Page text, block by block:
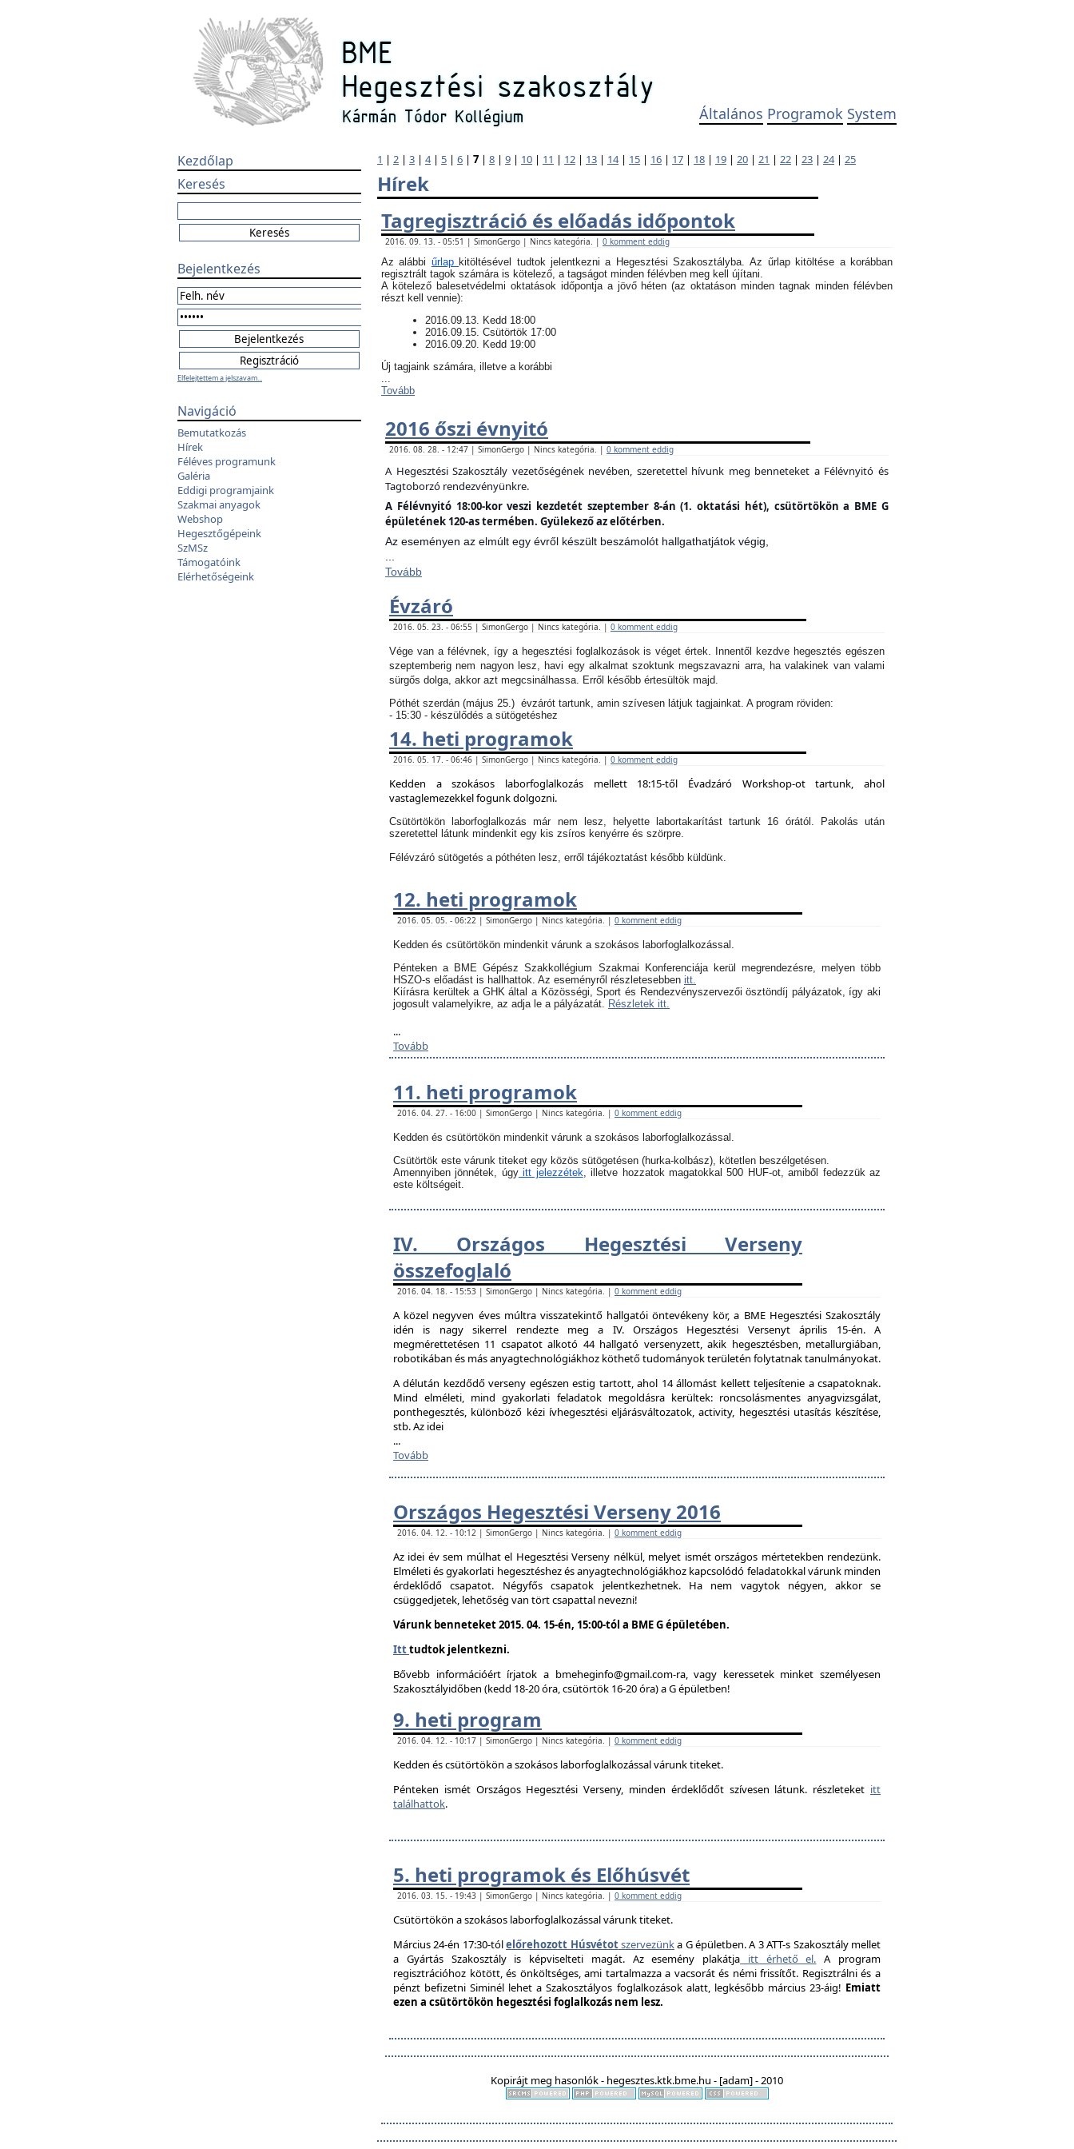
Általános Programok System
Kezdőlap
Keresés
Bejelentkezés
Elfelejtettem a jelszavam...
Navigáció
Bemutatkozás
Hírek
Féléves programunk
Galéria
Eddigi programjaink
Szakmai anyagok
Webshop
Hegesztőgépeink
SzMSz
Támogatóink
Elérhetőségeink
1 | 2 | 3 | 4| 5 | 6 | 7 | 8 | 9 | 10 | 11 | 12 | 13 | 14| 15 | 16 | 17 | 18 | 19 | 20 | 21 | 22 | 23 | 24| 25
Hírek
Tagregisztráció és előadás időpontok
2016. 09. 13. - 05:51 | SimonGergo | Nincs kategória. | 0 komment eddig
Az alábbi űrlap kitöltésével tudtok jelentkezni a Hegesztési Szakosztályba. Az űrlap kitöltése a korábban
regisztrált tagok számára is kötelező, a tagságot minden félévben meg kell újítani.
​A kötelező balesetvédelmi oktatások időpontja a jövő héten (az oktatáson minden tagnak minden félévben
részt kell vennie):
​2016.09.13. Kedd 18:00
2016.09.15. Csütörtök 17:00
2016.09.20. Kedd 19:00
Új tagjaink számára, illetve a korábbi
...
Tovább
2016 őszi évnyitó
2016. 08. 28. - 12:47 | SimonGergo | Nincs kategória. | 0 komment eddig
A Hegesztési Szakosztály vezetőségének nevében, szeretettel hívunk meg benneteket a Félévnyitó és
Tagtoborzó rendezvényünkre.
A Félévnyitó 18:00-kor veszi kezdetét szeptember 8-án (1. oktatási hét), csütörtökön a BME G
épületének 120-as termében. Gyülekező az előtérben.
Az eseményen az elmúlt egy évről készült beszámolót hallgathatjátok végig,
Tovább
Évzáró
2016. 05. 23. - 06:55 | SimonGergo | Nincs kategória. | 0 komment eddig
Vége van a félévnek, így a hegesztési foglalkozások is véget értek. Innentől kezdve hegesztés egészen
szeptemberig nem nagyon lesz, havi egy alkalmat szoktunk megszavazni arra, ha valakinek van valami
sürgős dolga, akkor azt megcsinálhassa. Erről később értesültök majd.
Póthét szerdán (május 25.) évzárót tartunk, amin szívesen látjuk tagjainkat. A program röviden:
- 15:30 - készülődés a sütögetéshez
14. heti programok
2016. 05. 17. - 06:46 | SimonGergo | Nincs kategória. | 0 komment eddig
Kedden a szokásos laborfoglalkozás mellett 18:15-től Évadzáró Workshop-ot tartunk, ahol
vastaglemezekkel fogunk dolgozni.
Csütörtökön laborfoglalkozás már nem lesz, helyette labortakarítást tartunk 16 órától. Pakolás után
szeretettel látunk mindenkit egy kis zsíros kenyérre és szörpre.
Félévzáró sütögetés a póthéten lesz, erről tájékoztatást később küldünk.
12. heti programok
2016. 05. 05. - 06:22 | SimonGergo | Nincs kategória. | 0 komment eddig
Kedden és csütörtökön mindenkit várunk a szokásos laborfoglalkozással.
Pénteken a BME Gépész Szakkollégium Szakmai Konferenciája kerül megrendezésre, melyen több
HSZO-s előadást is hallhattok. Az eseményről részletesebben itt.
Kiírásra kerültek a GHK által a Közösségi, Sport és Rendezvényszervezői ösztöndíj pályázatok, így aki
jogosult valamelyikre, az adja le a pályázatát. Részletek itt.
...
Tovább
11. heti programok
2016. 04. 27. - 16:00 | SimonGergo | Nincs kategória. | 0 komment eddig
Kedden és csütörtökön mindenkit várunk a szokásos laborfoglalkozással.
Csütörtök este várunk titeket egy közös sütögetésen (hurka-kolbász), kötetlen beszélgetésen.
Amennyiben jönnétek, úgyitt jelezzétek, illetve hozzatok magatokkal 500 HUF-ot, amiből fedezzük az
este költségeit.
IV. Országos Hegesztési Verseny
összefoglaló
2016. 04. 18. - 15:53 | SimonGergo | Nincs kategória. | 0 komment eddig
A közel negyven éves múltra visszatekintő hallgatói öntevékeny kör, a BME Hegesztési Szakosztály
idén is nagy sikerrel rendezte meg a IV. Országos Hegesztési Versenyt április 15-én. A
megmérettetésen 11 csapatot alkotó 44 hallgató versenyzett, akik hegesztésben, metallurgiában,
robotikában és más anyagtechnológiákhoz köthető tudományok területén folytatnak tanulmányokat.
A délután kezdődő verseny egészen estig tartott, ahol 14 állomást kellett teljesítenie a csapatoknak.
Mind elméleti, mind gyakorlati feladatok megoldásra kerültek: roncsolásmentes anyagvizsgálat,
ponthegesztés, különböző kézi ívhegesztési eljárásváltozatok, activity, hegesztési utasítás készítése,
stb. Az idei
...
Tovább
Országos Hegesztési Verseny 2016
2016. 04. 12. - 10:12 | SimonGergo | Nincs kategória. | 0 komment eddig
Az idei év sem múlhat el Hegesztési Verseny nélkül, melyet ismét országos mértetekben rendezünk.
Elméleti és gyakorlati hegesztéshez és anyagtechnológiákhoz kapcsolódó feladatokkal várunk minden
érdeklődő csapatot. Négyfős csapatok jelentkezhetnek. Ha nem vagytok négyen, akkor se
csüggedjetek, lehetőség van tört csapattal nevezni!
Várunk benneteket 2015. 04. 15-én, 15:00-tól a BME G épületében.
Itttudtok jelentkezni.
Bővebb információért írjatok a bmeheginfo@gmail.com-ra, vagy keressetek minket személyesen
Szakosztályidőben (kedd 18-20 óra, csütörtök 16-20 óra) a G épületben!
9. heti program
2016. 04. 12. - 10:17 | SimonGergo | Nincs kategória. | 0 komment eddig
Kedden és csütörtökön a szokásos laborfoglalkozással várunk titeket.
Pénteken ismét Országos Hegesztési Verseny, minden érdeklődőt szívesen látunk. részleteket itt
találhattok.
5. heti programok és Előhúsvét
2016. 03. 15. - 19:43 | SimonGergo | Nincs kategória. | 0 komment eddig
Csütörtökön a szokásos laborfoglalkozással várunk titeket.
Március 24-én 17:30-tólelőrehozott Húsvétotszervezünka G épületben. A 3 ATT-s Szakosztály mellet
a Gyártás Szakosztály is képviselteti magát. Az esemény plakátja itt érhető el. A program
regisztrációhoz kötött, és önköltséges, ami tartalmazza a vacsorát és némi frissítőt. Regisztrálni és a
pénzt befizetni Siminél lehet a Szakosztályos foglalkozások alatt, legkésőbb március 23-áig! Emiatt
ezen a csütörtökön hegesztési foglalkozás nem lesz.
Kopirájt meg hasonlók - hegesztes.ktk.bme.hu - [adam] - 2010